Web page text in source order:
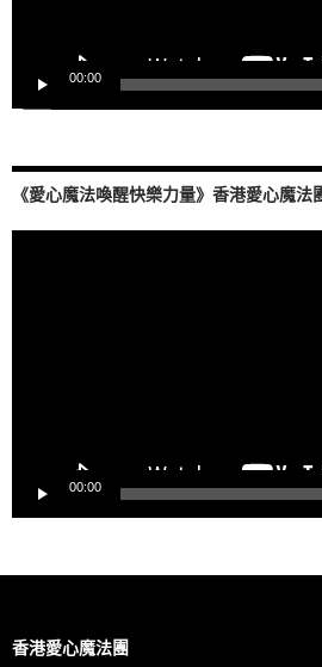
00:00
《愛心魔法喚醒快樂力量》香港愛心魔法
00:00
香港愛心魔法團